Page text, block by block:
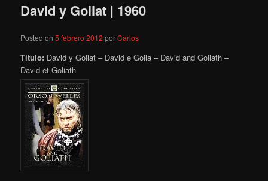
David y Goliat | 1960
Posted on5 febrero 2012 porCarlos
Título: David y Goliat – David e Golia – David and Goliath –
David et Goliath